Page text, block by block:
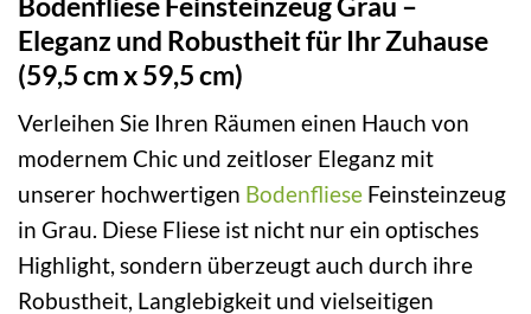
Eleganz und Robustheit für Ihr Zuhause
(59,5 cm x 59,5 cm)
Verleihen Sie Ihren Räumen einen Hauch von
modernem Chic und zeitloser Eleganz mit
unserer hochwertigen Bodenfliese Feinsteinzeug
in Grau. Diese Fliese ist nicht nur ein optisches
Highlight, sondern überzeugt auch durch ihre
Robustheit, Langlebigkeit und vielseitigen